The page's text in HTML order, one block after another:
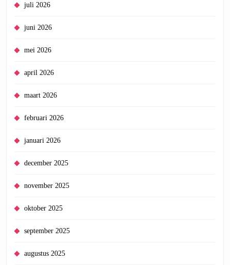
juli 2026
juni 2026
mei 2026
april 2026
maart 2026
februari 2026
januari 2026
december 2025
november 2025
oktober 2025
september 2025
augustus 2025